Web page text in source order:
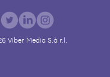
Viber Media S.à r.l.